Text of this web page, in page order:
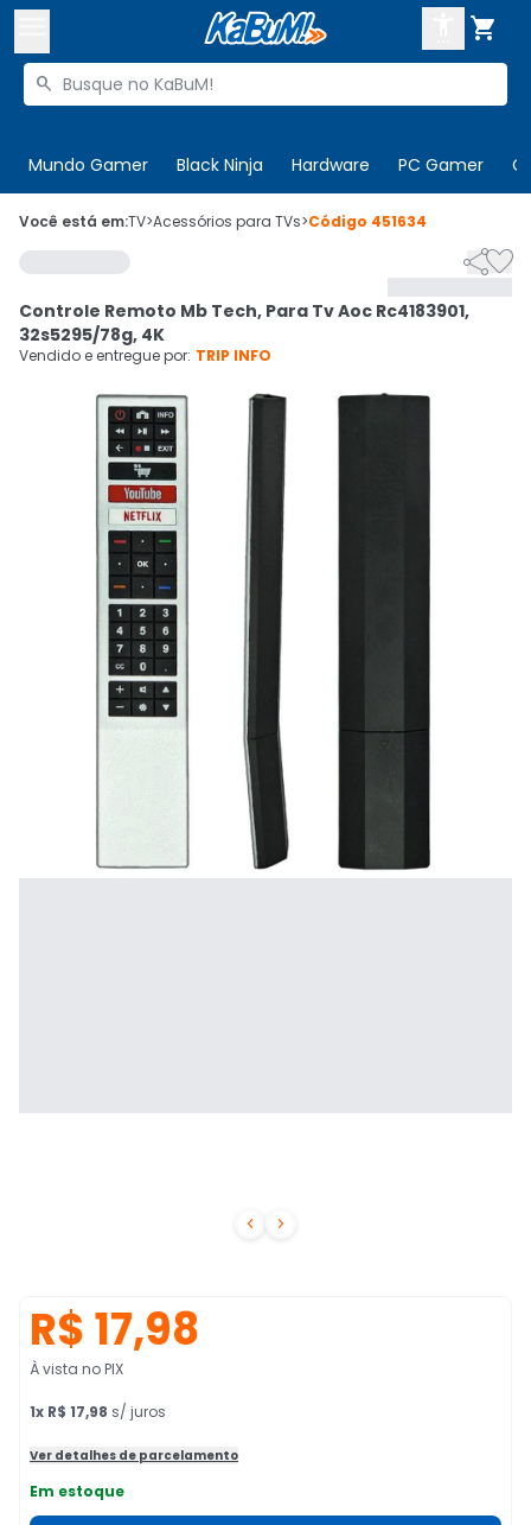

Buscar produtos

Mundo Gamer Black Ninja Hardware PC Gamer
 Olá. Acesse sua conta
 Departamentos
Cupons
Ativar tradutor em libras
CADASTRE-SE
Você está em:TV>Acessórios para TVs>Código 451634
 

Controle Remoto Mb Tech, Para Tv Aoc Rc4183901,
32s5295/78g, 4K
Vendido e entregue por: TRIP INFO
R$ 17,98
À vista no PIX
1x R$ 17,98 s/ juros
Ver detalhes de parcelamento
Em estoque